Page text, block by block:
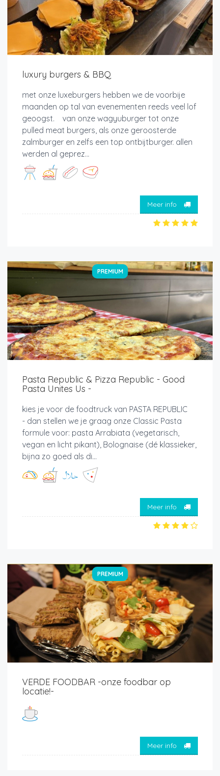
luxury burgers & BBQ
met onze luxeburgers hebben we de voorbije
maanden op tal van evenementen reeds veel lof
geoogst. van onze wagyuburger tot onze
pulled meat burgers, als onze geroosterde
zalmburger en zelfs een top ontbijtburger. allen
werden al geprez...
Meer info
PREMIUM
Pasta Republic & Pizza Republic - Good
Pasta Unites Us -
kies je voor de foodtruck van PASTA REPUBLIC
- dan stellen we je graag onze Classic Pasta
formule voor: pasta Arrabiata (vegetarisch,
vegan en licht pikant), Bolognaise (dé klassieker,
bijna zo goed als di...
Meer info
PREMIUM
VERDE FOODBAR -onze foodbar op
locatie!-
Meer info